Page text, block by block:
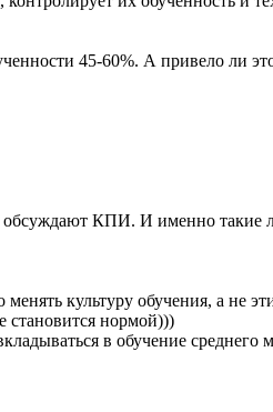
45-60%. А привело ли
КПИ. И именно такие
культуру обучения, а не
становится нормой)))
в обучение среднего